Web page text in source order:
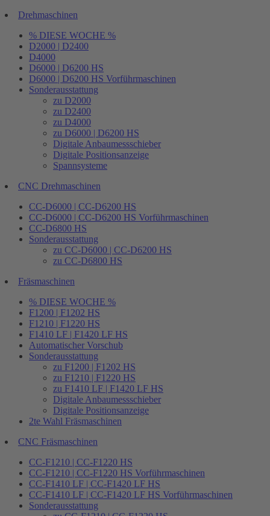
Drehmaschinen
% DIESE WOCHE %
D2000 | D2400
D4000
D6000 | D6200 HS
D6000 | D6200 HS Vorführmaschinen
Sonderausstattung
zu D2000
zu D2400
zu D4000
zu D6000 | D6200 HS
Digitale Anbaumessschieber
Digitale Positionsanzeige
Spannsysteme
CNC Drehmaschinen
CC-D6000 | CC-D6200 HS
CC-D6000 | CC-D6200 HS Vorführmaschinen
CC-D6800 HS
Sonderausstattung
zu CC-D6000 | CC-D6200 HS
zu CC-D6800 HS
Fräsmaschinen
% DIESE WOCHE %
F1200 | F1202 HS
F1210 | F1220 HS
F1410 LF | F1420 LF HS
Automatischer Vorschub
Sonderausstattung
zu F1200 | F1202 HS
zu F1210 | F1220 HS
zu F1410 LF | F1420 LF HS
Digitale Anbaumessschieber
Digitale Positionsanzeige
2te Wahl Fräsmaschinen
CNC Fräsmaschinen
CC-F1210 | CC-F1220 HS
CC-F1210 | CC-F1220 HS Vorführmaschinen
CC-F1410 LF | CC-F1420 LF HS
CC-F1410 LF | CC-F1420 LF HS Vorführmaschinen
Sonderausstattung